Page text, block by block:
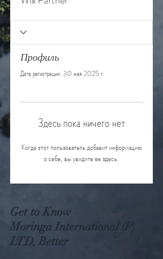
Профиль
Дата регистрации: 30 мая 2025 г.
Здесь пока ничего нет
Когда этот пользователь добавит информацию
о себе, вы увидите ее здесь.
Get to Know
Moringa International (P)
LTD, Better